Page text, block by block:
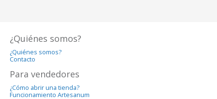
¿Quiénes somos?
¿Quiénes somos?
Contacto
Para vendedores
¿Cómo abrir una tienda?
Funcionamiento Artesanum